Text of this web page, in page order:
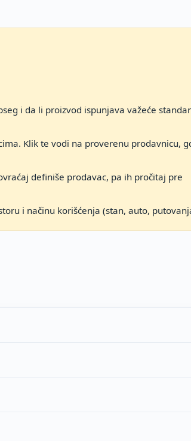
i da li proizvod ispunjava važeće
Klik te vodi na proverenu prodavnicu,
definiše prodavac, pa ih pročitaj pre
i načinu korišćenja (stan, auto,